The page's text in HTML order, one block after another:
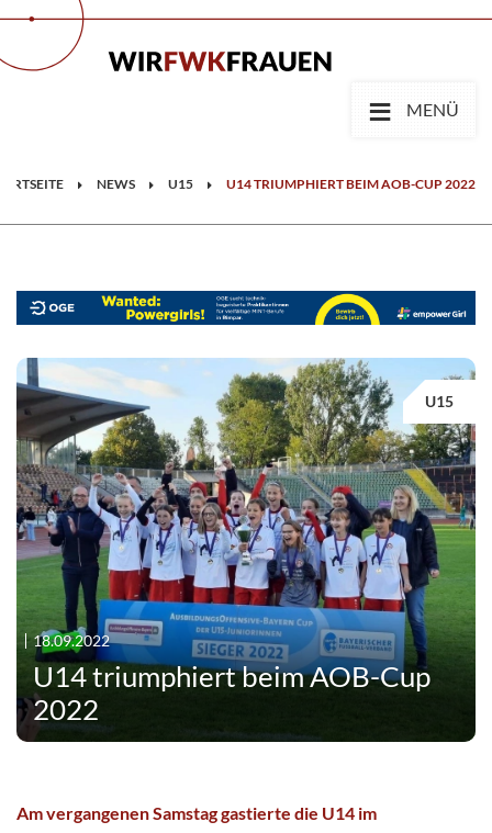
≡ MENÜ
NEWS U15 U14 TRIUMPHIERT BEIM AOB-CUP 2022
18.09.2022
U14 triumphiert beim AOB-Cup
2022
U15
Am vergangenen Samstag gastierte die U14 im